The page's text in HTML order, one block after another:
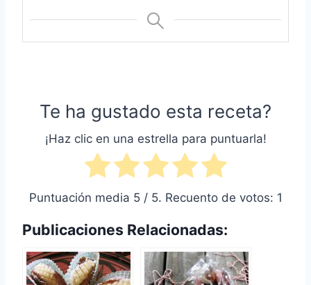
Te ha gustado esta receta?
¡Haz clic en una estrella para puntuarla!
Puntuación media 5/ 5. Recuento de votos: 1
Publicaciones Relacionadas: